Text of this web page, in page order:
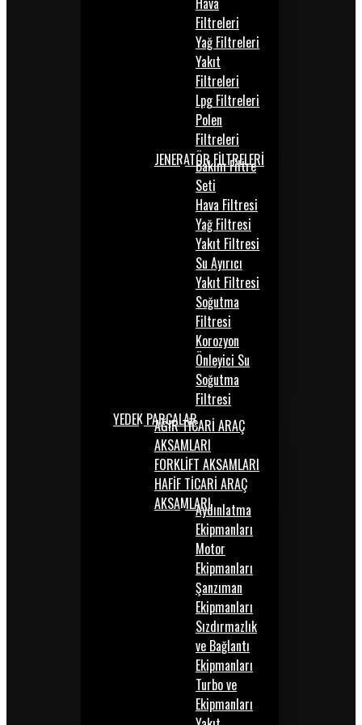
Filtreleri
Yağ Filtreleri
Yakıt
Filtreleri
Lpg Filtreleri
Polen
Filtreleri
JENERATÖR FİLTRELERİ
Bakım Filtre
Seti
Hava Filtresi
Yağ Filtresi
Yakıt Filtresi
Su Ayırıcı
Yakıt Filtresi
Soğutma
Filtresi
Korozyon
Önleyici Su
Soğutma
Filtresi
YEDEK PARÇALARAĞIR TİCARİ ARAÇ
AKSAMLARI
FORKLİFT AKSAMLARI
HAFİF TİCARİ ARAÇ
AKSAMLARIAydınlatma
Ekipmanları
Motor
Ekipmanları
Şanzıman
Ekipmanları
Sızdırmazlık
ve Bağlantı
Ekipmanları
Turbo ve
Ekipmanları